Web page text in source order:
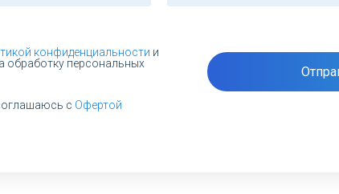
конфиденциальности и
обработку персональных
с Офертой